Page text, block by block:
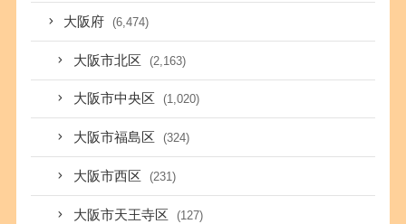
大阪府 (6,474)
大阪市北区 (2,163)
大阪市中央区 (1,020)
大阪市福島区 (324)
大阪市西区 (231)
大阪市天王寺区 (127)